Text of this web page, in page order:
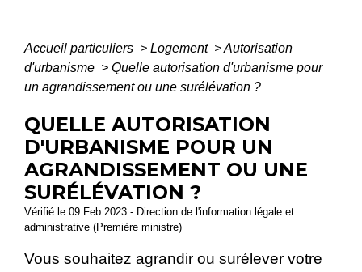
Accueil particuliers > Logement >Autorisation
d'urbanisme > Quelle autorisation d'urbanisme pour
un agrandissement ou une surélévation ?
QUELLE AUTORISATION
D'URBANISME POUR UN
AGRANDISSEMENT OU UNE
SURÉLÉVATION ?
Vérifié le 09 Feb 2023 - Direction de l'information légale et
administrative (Première ministre)
Vous souhaitez agrandir ou surélever votre